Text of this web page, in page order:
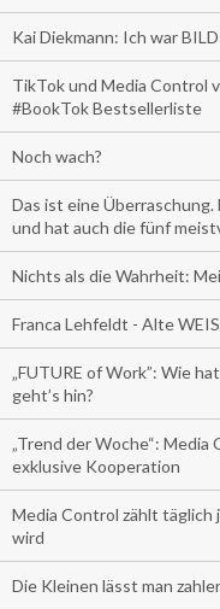
Kai Diekmann: Ich war BILD
TikTok und Media Control
#BookTok Bestsellerliste
Noch wach?
Das ist eine
und hat auch die fünf
Nichts als die Wahrheit:
Franca Lehfeldt - Alte
„FUTURE of Work”: Wie
geht’s hin?
„Trend der Woche“:
exklusive Kooperation
Media Control zählt täglich
wird
Die Kleinen lässt man